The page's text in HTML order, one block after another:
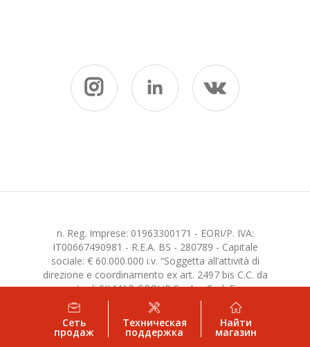
Сеть
продаж
Техническая
поддержка
Найти
магазин
n. Reg. Imprese: 01963300171 - EORI/P. IVA:
IT00667490981 - R.E.A. BS - 280789 - Capitale
sociale: € 60.000.000 i.v. “Soggetta all’attività di
direzione e coordinamento ex art. 2497 bis C.C. da
parte di SILMAR GROUP S.p.A. - Cod. Fisc.
02075160172”